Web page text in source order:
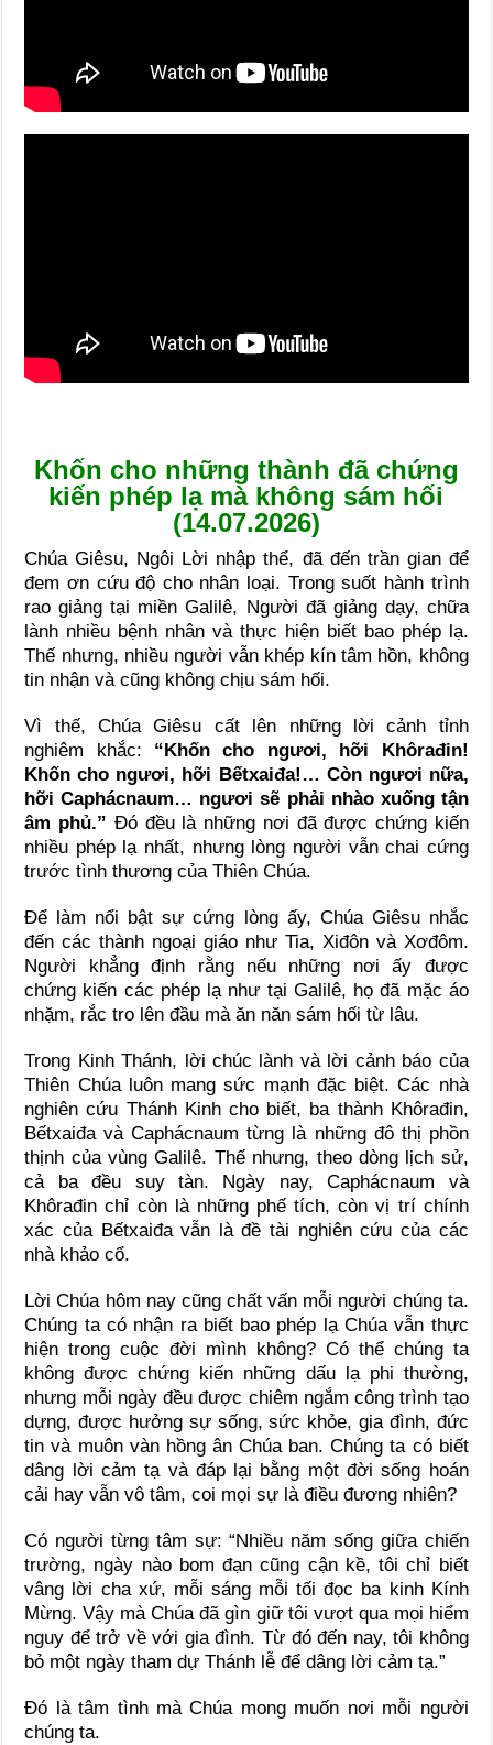
Khốn cho những thành đã chứng
kiến phép lạ mà không sám hối
(14.07.2026)
Chúa Giêsu, Ngôi Lời nhập thể, đã đến trần gian để
đem ơn cứu độ cho nhân loại. Trong suốt hành trình
rao giảng tại miền Galilê, Người đã giảng dạy, chữa
lành nhiều bệnh nhân và thực hiện biết bao phép lạ.
Thế nhưng, nhiều người vẫn khép kín tâm hồn, không
tin nhận và cũng không chịu sám hối.
Vì thế, Chúa Giêsu cất lên những lời cảnh tỉnh
nghiêm khắc: “Khốn cho ngươi, hỡi Khôrađin!
Khốn cho ngươi, hỡi Bếtxaiđa!… Còn ngươi nữa,
hỡi Caphácnaum… ngươi sẽ phải nhào xuống tận
âm phủ.” Đó đều là những nơi đã được chứng kiến
nhiều phép lạ nhất, nhưng lòng người vẫn chai cứng
trước tình thương của Thiên Chúa.
Để làm nổi bật sự cứng lòng ấy, Chúa Giêsu nhắc
đến các thành ngoại giáo như Tia, Xiđôn và Xơđôm.
Người khẳng định rằng nếu những nơi ấy được
chứng kiến các phép lạ như tại Galilê, họ đã mặc áo
nhặm, rắc tro lên đầu mà ăn năn sám hối từ lâu.
Trong Kinh Thánh, lời chúc lành và lời cảnh báo của
Thiên Chúa luôn mang sức mạnh đặc biệt. Các nhà
nghiên cứu Thánh Kinh cho biết, ba thành Khôrađin,
Bếtxaiđa và Caphácnaum từng là những đô thị phồn
thịnh của vùng Galilê. Thế nhưng, theo dòng lịch sử,
cả ba đều suy tàn. Ngày nay, Caphácnaum và
Khôrađin chỉ còn là những phế tích, còn vị trí chính
xác của Bếtxaiđa vẫn là đề tài nghiên cứu của các
nhà khảo cổ.
Lời Chúa hôm nay cũng chất vấn mỗi người chúng ta.
Chúng ta có nhận ra biết bao phép lạ Chúa vẫn thực
hiện trong cuộc đời mình không? Có thể chúng ta
không được chứng kiến những dấu lạ phi thường,
nhưng mỗi ngày đều được chiêm ngắm công trình tạo
dựng, được hưởng sự sống, sức khỏe, gia đình, đức
tin và muôn vàn hồng ân Chúa ban. Chúng ta có biết
dâng lời cảm tạ và đáp lại bằng một đời sống hoán
cải hay vẫn vô tâm, coi mọi sự là điều đương nhiên?
Có người từng tâm sự: “Nhiều năm sống giữa chiến
trường, ngày nào bom đạn cũng cận kề, tôi chỉ biết
vâng lời cha xứ, mỗi sáng mỗi tối đọc ba kinh Kính
Mừng. Vậy mà Chúa đã gìn giữ tôi vượt qua mọi hiểm
nguy để trở về với gia đình. Từ đó đến nay, tôi không
bỏ một ngày tham dự Thánh lễ để dâng lời cảm tạ.”
Đó là tâm tình mà Chúa mong muốn nơi mỗi người
chúng ta.